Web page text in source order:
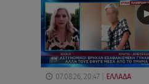
07.08.26, 20:47 ΕΛΛΑΔΑ